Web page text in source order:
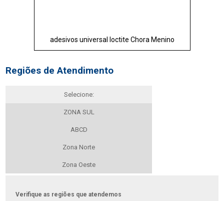
adesivos universal loctite Chora Menino
Regiões de Atendimento
Selecione:
ZONA SUL
ABCD
Zona Norte
Zona Oeste
Verifique as regiões que atendemos